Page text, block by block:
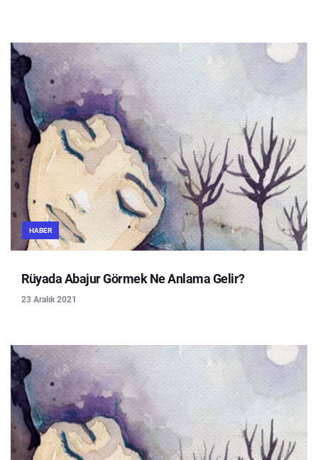
HABER
Rüyada Abajur Görmek Ne Anlama Gelir?
23 Aralık 2021